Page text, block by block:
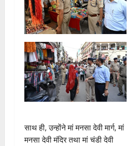
साथ ही, उन्होंने मां मनसा देवी मार्ग, मां
मनसा देवी मंदिर तथा मां चंडी देवी